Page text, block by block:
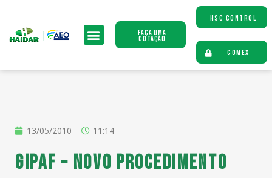
Faça uma
Cotação
HSC CONTROL
COMEX
13/05/2010 11:14
GIPAF – Novo procedimento